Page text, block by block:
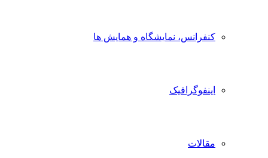
کنفرانس، نمایشگاه و همایش ها
اینفوگرافیک
مقالات